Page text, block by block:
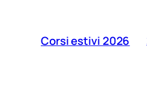
Corsi estivi 2026